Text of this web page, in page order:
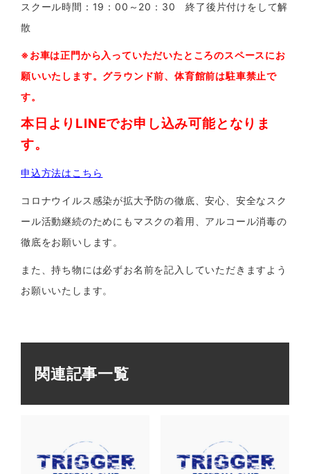
スクール時間：19：00～20：30 終了後片付けをして解
散
※お車は正門から入っていただいたところのスペースにお
願いいたします。グラウンド前、体育館前は駐車禁止で
す。
本日よりLINEでお申し込み可能となりま
す。
申込方法はこちら
コロナウイルス感染が拡大予防の徹底、安心、安全なスク
ール活動継続のためにもマスクの着用、アルコール消毒の
徹底をお願いします。
また、持ち物には必ずお名前を記入していただきますよう
お願いいたします。
関連記事一覧